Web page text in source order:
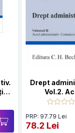
Drept
Vol.2.
PRP: 97.79 Lei
78.2 Lei